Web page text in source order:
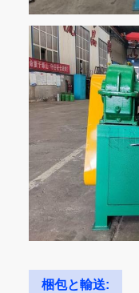
梱包と輸送: